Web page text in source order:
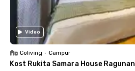
Video
Coliving • Campur
Kost Rukita Samara House Ragunan